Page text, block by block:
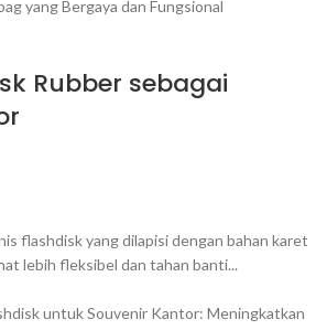
Rubber sebagai
flashdisk yang dilapisi dengan bahan karet
lebih fleksibel dan tahan banti...